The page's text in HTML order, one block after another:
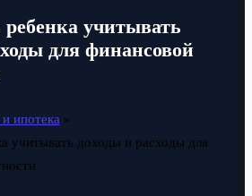
учитывать
для финансовой
ипотека
учитывать доходы и расходы для